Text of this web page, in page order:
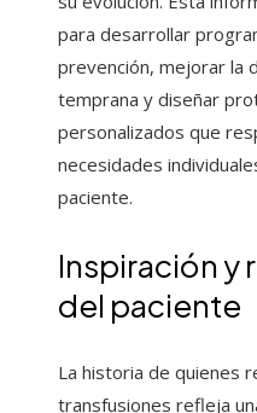
para desarrollar
prevención, mejorar la
temprana y diseñar
personalizados que
necesidades
paciente.
Inspiración y
del paciente
La historia de quienes
transfusiones refleja